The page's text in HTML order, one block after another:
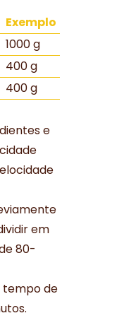
Exemplo
1000 g
400 g
400 g
e
em
80-
tempo de